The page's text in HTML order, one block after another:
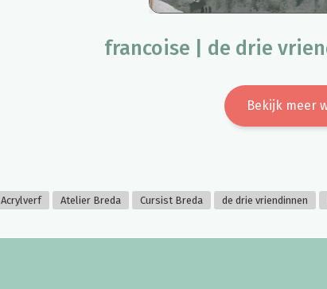
francoise | de drie
Bekijk meer
Acrylverf Atelier Breda Cursist Breda de drie vriendinnen